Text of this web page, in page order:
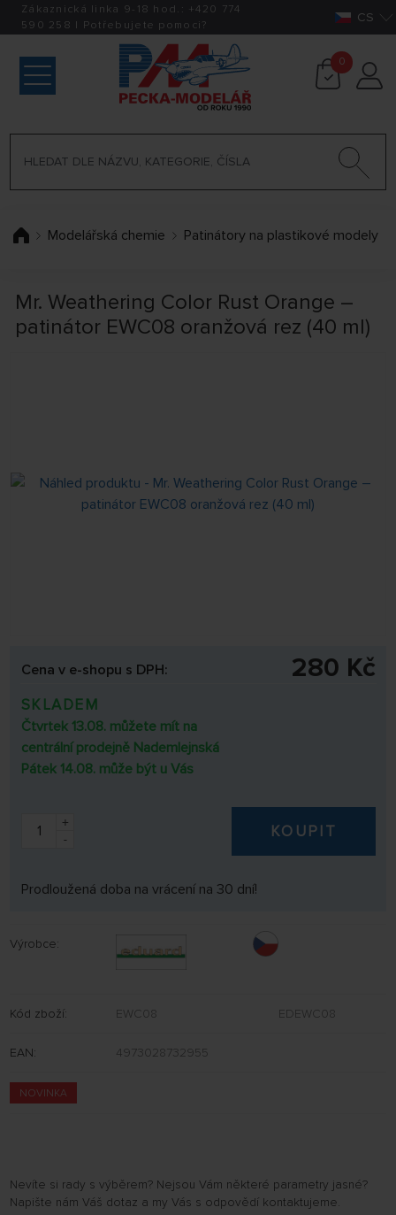
Zákaznická linka 9-18 hod.: +420 774
590 258 | Potřebujete pomoci? CS
0
Modelářská chemie Patinátory na plastikové modely
Mr. Weathering Color Rust Orange –
patinátor EWC08 oranžová rez (40 ml)
Cena v e-shopu s DPH: 280 Kč
SKLADEM
Čtvrtek 13.08. můžete mít na
centrální prodejně Nademlejnská
Pátek 14.08. může být u Vás
+
-
KOUPIT
Prodloužená doba na vrácení na 30 dní!
Výrobce:
Kód zboží: EWC08 EDEWC08
EAN: 4973028732955
NOVINKA
Nevíte si rady s výběrem? Nejsou Vám některé parametry jasné?
Napište nám Váš dotaz a my Vás s odpovědí kontaktujeme.